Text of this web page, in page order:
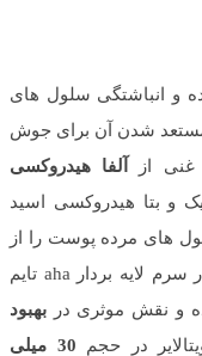
و انباشتگی سلول های
شدن آن برای جوش
غنی از
آلفا هیدروکسی
و بتا هیدروکسی اسید
های مرده پوست را از
بین می برند. وجود این ترکیبات لایه بردار در سرم لایه بردار aha تایم
و نقش موثری در بهبود
در حجم
30 میلی